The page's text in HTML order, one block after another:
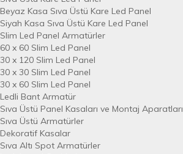
Beyaz Kasa Sıva Üstü Kare Led Panel
Siyah Kasa Sıva Üstü Kare Led Panel
Slim Led Panel Armatürler
60 x 60 Slim Led Panel
30 x 120 Slim Led Panel
30 x 30 Slim Led Panel
30 x 60 Slim Led Panel
Ledli Bant Armatür
Sıva Üstü Panel Kasaları ve Montaj Aparatları
Sıva Üstü Armatürler
Dekoratif Kasalar
Sıva Altı Spot Armatürler